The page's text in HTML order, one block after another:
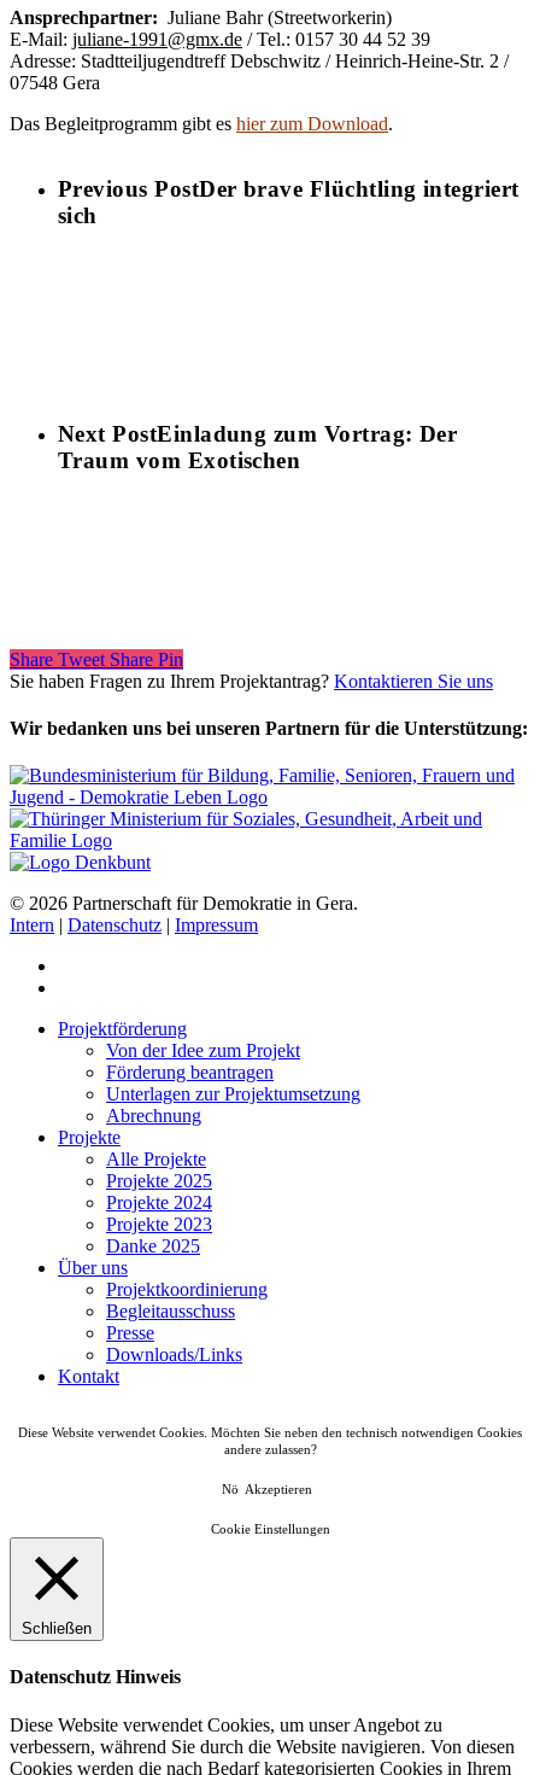
Ansprechpartner: Juliane Bahr (Streetworkerin)
E-Mail: juliane-1991@gmx.de / Tel.: 0157 30 44 52 39
Adresse: Stadtteiljugendtreff Debschwitz / Heinrich-Heine-Str. 2 /
07548 Gera
Das Begleitprogramm gibt es hier zum Download.
Previous PostDer brave Flüchtling integriert
sich
Next PostEinladung zum Vortrag: Der
Traum vom Exotischen
Share Tweet Share Pin
Sie haben Fragen zu Ihrem Projektantrag? Kontaktieren Sie uns
Wir bedanken uns bei unseren Partnern für die Unterstützung:
© 2026 Partnerschaft für Demokratie in Gera.
Intern | Datenschutz | Impressum
Projektförderung
Von der Idee zum Projekt
Förderung beantragen
Unterlagen zur Projektumsetzung
Abrechnung
Projekte
Alle Projekte
Projekte 2025
Projekte 2024
Projekte 2023
Danke 2025
Über uns
Projektkoordinierung
Begleitausschuss
Presse
Downloads/Links
Kontakt
Diese Website verwendet Cookies. Möchten Sie neben den technisch notwendigen Cookies
andere zulassen?
Nö Akzeptieren
Cookie Einstellungen
Schließen
Datenschutz Hinweis
Diese Website verwendet Cookies, um unser Angebot zu
verbessern, während Sie durch die Website navigieren. Von diesen
Cookies werden die nach Bedarf kategorisierten Cookies in Ihrem